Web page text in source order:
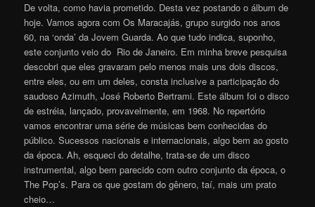
De volta, como havia prometido. Desta vez postando o álbum de
hoje. Vamos agora com Os Maracajás, grupo surgido nos anos
60, na ‘onda’ da Jovem Guarda. Ao que tudo indica, suponho,
este conjunto veio do Rio de Janeiro. Em minha breve pesquisa
descobri que eles gravaram pelo menos mais uns dois discos,
entre eles, ou em um deles, consta inclusive a participação do
saudoso Azimuth, José Roberto Bertrami. Este álbum foi o disco
de estréia, lançado, provavelmente, em 1968. No repertório
vamos encontrar uma série de músicas bem conhecidas do
público. Sucessos nacionais e internacionais, algo bem ao gosto
da época. Ah, esqueci do detalhe, trata-se de um disco
instrumental, algo bem parecido com outro conjunto da época, o
The Pop’s. Para os que gostam do gênero, taí, mais um prato
cheio…